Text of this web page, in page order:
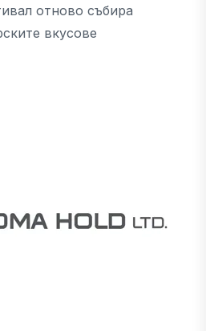
отново събира
вкусове